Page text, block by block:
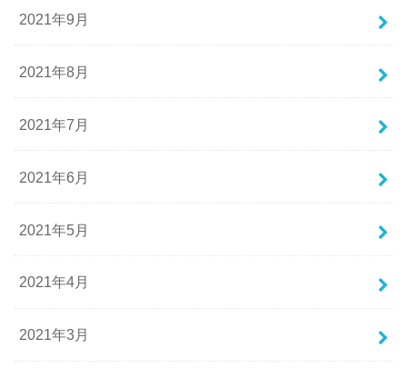
2021年9月
2021年8月
2021年7月
2021年6月
2021年5月
2021年4月
2021年3月